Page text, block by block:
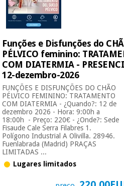
Funções e Disfunções do
PÉLVICO feminino:
COM DIATERMIA -
12-dezembro-2026
FUNÇÕES E DISFUNÇÕES DO CHÃO
PÉLVICO FEMININO: TRATAMENTO
COM DIATERMIA - ¿Quando?: 12 de
dezembro 2026 - Hora: 9:00h a
18:00h - Preço: 220€ - ¿Onde?: Sede
Fisaude Cale Serra Filabres 1.
Polígono Industrial A Olivilla. 28946.
Fuenlabrada (Madrid) PRAÇAS
LIMITADAS ...
Lugares limitados